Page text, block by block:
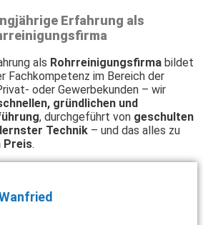
Erfahrung als
als Rohrreinigungsfirma bildet
Fachkompetenz im Bereich der
oder Gewerbekunden – wir
gründlichen und
, durchgeführt von geschulten
Technik – und das alles zu
Preis.